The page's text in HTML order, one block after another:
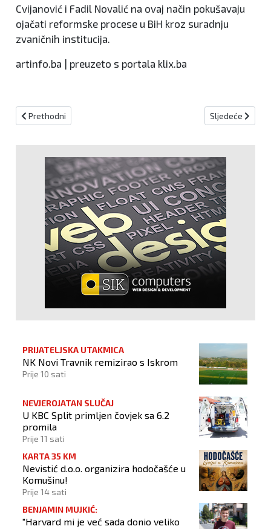
Cvijanović i Fadil Novalić na ovaj način pokušavaju
ojačati reformske procese u BiH kroz suradnju
zvaničnih institucija.
artinfo.ba | preuzeto s portala klix.ba
Prethodni članak: Dom naroda PFBIH usvojio set braniteljskih
Prethodni Sljedeći
Sljedeće
PRIJATELJSKA UTAKMICA
NK Novi Travnik remizirao s Iskrom
Prije 10 sati
NEVJEROJATAN SLUČAJ
U KBC Split primljen čovjek sa 6.2
promila
Prije 11 sati
KARTA 35 KM
Nevistić d.o.o. organizira hodočašće u
Komušinu!
Prije 14 sati
BENJAMIN MUJKIĆ:
"Harvard mi je već sada donio veliko